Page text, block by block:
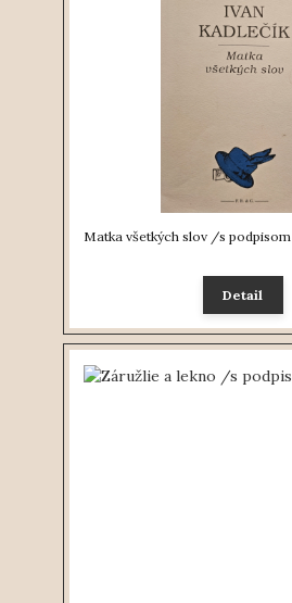
Matka všetkých slov /s podpisom
Detail